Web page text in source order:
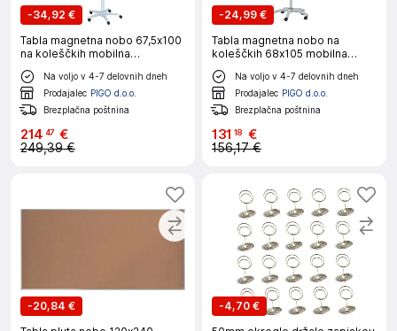
-34,92 €
Tabla magnetna nobo 67,5x100
na koleščkih mobilna
barracuda 1902386
Na voljo v 4-7 delovnih dneh
Prodajalec PIGO d.o.o.
Brezplačna poštnina
214 47 €
249,39 €
-24,99 €
Tabla magnetna nobo na
koleščkih 68x105 mobilna
essence steel 1915716
Na voljo v 4-7 delovnih dneh
Prodajalec PIGO d.o.o.
Brezplačna poštnina
131 18 €
156,17 €
-20,84 €
-4,70 €